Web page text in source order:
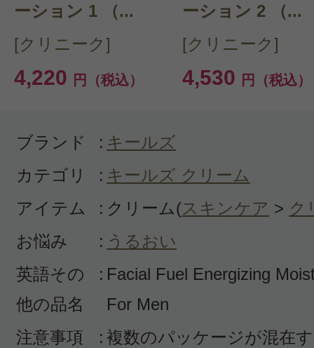
らクチコミ投稿すると1 商品に
ントプレゼント！
ーション 1 （...
[クリニーク]
4,220 円（税込）
ーション 2 （...
[クリニーク]
4,530 円（税込）
ブランド : キールズ
カテゴリ
: キールズ クリーム
アイテム
: クリーム(スキンケア > ク
お悩み
: うるおい
英語その
他の品名
: Facial Fuel Energizing
For Men
注意事項
: 複数のパッケージが混在